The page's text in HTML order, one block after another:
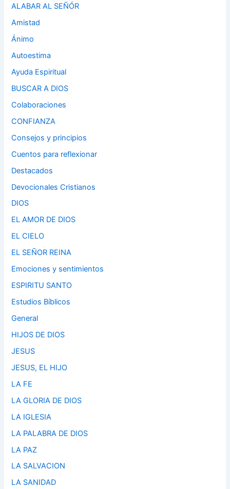
ALABAR AL SEÑÓR
Amistad
Ánimo
Autoestima
Ayuda Espiritual
BUSCAR A DIOS
Colaboraciones
CONFIANZA
Consejos y principios
Cuentos para reflexionar
Destacados
Devocionales Cristianos
DIOS
EL AMOR DE DIOS
EL CIELO
EL SEÑOR REINA
Emociones y sentimientos
ESPIRITU SANTO
Estudios Bíblicos
General
HIJOS DE DIOS
JESUS
JESUS, EL HIJO
LA FE
LA GLORIA DE DIOS
LA IGLESIA
LA PALABRA DE DIOS
LA PAZ
LA SALVACION
LA SANIDAD